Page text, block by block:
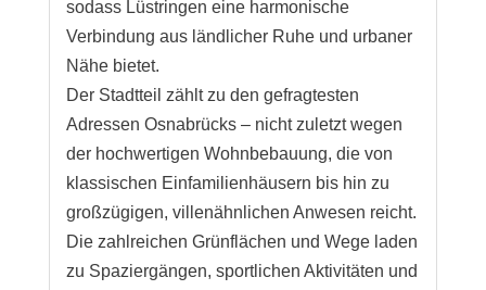
sodass Lüstringen eine harmonische
Verbindung aus ländlicher Ruhe und urbaner
Nähe bietet.
Der Stadtteil zählt zu den gefragtesten
Adressen Osnabrücks – nicht zuletzt wegen
der hochwertigen Wohnbebauung, die von
klassischen Einfamilienhäusern bis hin zu
großzügigen, villenähnlichen Anwesen reicht.
Die zahlreichen Grünflächen und Wege laden
zu Spaziergängen, sportlichen Aktivitäten und